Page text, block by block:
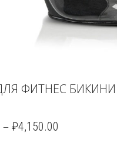
ФИТНЕС БИКИНИ
– ₽4,150.00